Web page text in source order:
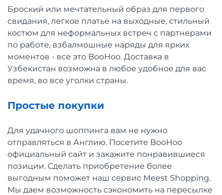
Броский или мечтательный образ для первого
свидания, легкое платье на выходные, стильный
костюм для неформальных встреч с партнерами
по работе, взбалмошные наряды для ярких
моментов - все это BooHoo. Доставка в
Узбекистан возможна в любое удобное для вас
время, во все уголки страны.
Простые покупки
Для удачного шоппинга вам не нужно
отправляться в Англию. Посетите BooHoo
официальный сайт и закажите понравившиеся
позиции. Сделать приобретение более
выгодным поможет наш сервис Meest Shopping.
Мы даем возможность сэкономить на пересылке